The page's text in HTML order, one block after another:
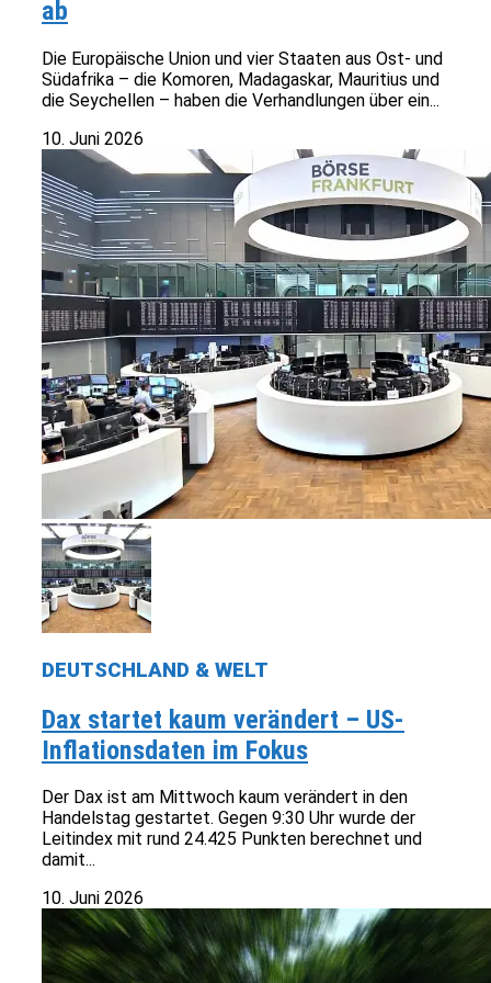
ab
Die Europäische Union und vier Staaten aus Ost- und
Südafrika – die Komoren, Madagaskar, Mauritius und
die Seychellen – haben die Verhandlungen über ein...
10. Juni 2026
DEUTSCHLAND & WELT
Dax startet kaum verändert – US-
Inflationsdaten im Fokus
Der Dax ist am Mittwoch kaum verändert in den
Handelstag gestartet. Gegen 9:30 Uhr wurde der
Leitindex mit rund 24.425 Punkten berechnet und
damit...
10. Juni 2026